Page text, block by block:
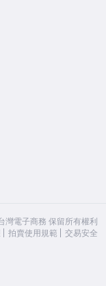
灣電子商務 保留所有權利
拍賣使用規範 交易安全